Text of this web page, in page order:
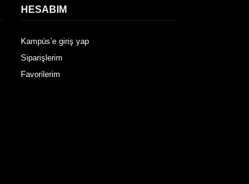
HESABIM
Kampüs’e giriş yap
Siparişlerim
Favorilerim